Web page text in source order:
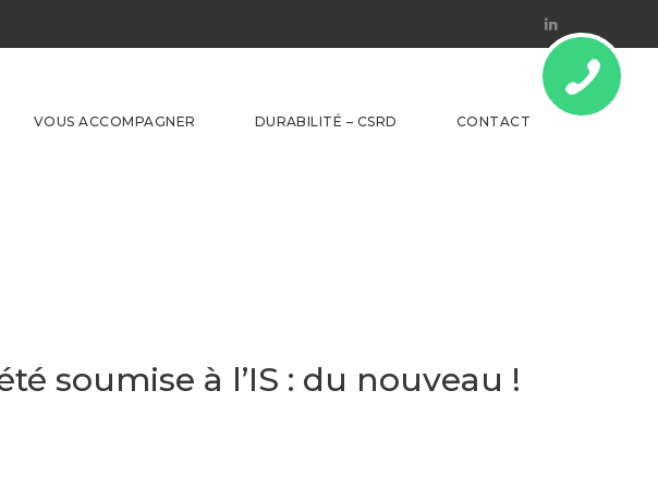
Linkedin
VOUS ACCOMPAGNER DURABILITÉ – CSRD CONTACT
soumise à l’IS : du nouveau !